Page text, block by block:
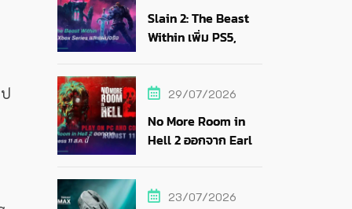
Slain 2: The Beast
Within เพิ่ม PS5,
29/07/2026
No More Room in
Hell 2 ออกจาก Early
23/07/2026